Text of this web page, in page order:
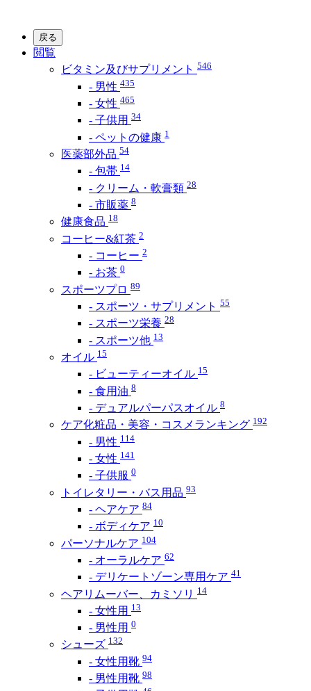
戻る
閲覧
ビタミン及びサプリメント 546
- 男性 435
- 女性 465
- 子供用 34
- ペットの健康 1
医薬部外品 54
- 包帯 14
- クリーム・軟膏類 28
- 市販薬 8
健康食品 18
コーヒー&紅茶 2
- コーヒー 2
- お茶 0
スポーツプロ 89
- スポーツ・サプリメント 55
- スポーツ栄養 28
- スポーツ他 13
オイル 15
- ビューティーオイル 15
- 食用油 8
- デュアルパーパスオイル 8
ケア化粧品・美容・コスメランキング 192
- 男性 114
- 女性 141
- 子供服 0
トイレタリー・バス用品 93
- ヘアケア 84
- ボディケア 10
パーソナルケア 104
- オーラルケア 62
- デリケートゾーン専用ケア 41
ヘアリムーバー、カミソリ 14
- 女性用 13
- 男性用 0
シューズ 132
- 女性用靴 94
- 男性用靴 98